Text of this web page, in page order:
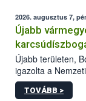
2026. augusztus 7,
Újabb
Újabb területen,
igazolta a
kőrisrontó
kártevőt nem
TOVÁBB >